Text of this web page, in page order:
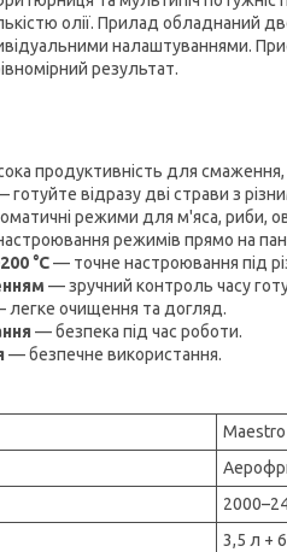
олії. Прилад
налаштуваннями.
результат.
продуктивність для смаження,
готуйте відразу дві страви з
режими для м'яса, риби,
режимів прямо на
°C— точне настроювання під
— зручний контроль часу
легке очищення та догляд.
— безпека під час роботи.
— безпечне використання.
3,5 л +